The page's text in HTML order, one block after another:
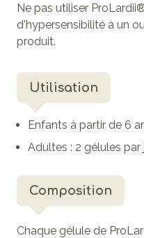
Ne pas utiliser
d'hypersensibilité à un
produit.
Utilisation
Enfants à partir de 6
Adultes : 2 gélules par
Composition
Chaque gélule de